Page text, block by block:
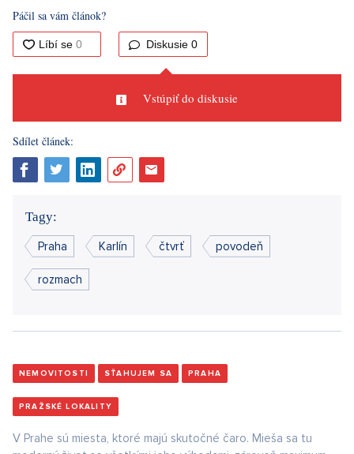
Páčil sa vám článok?
Diskusie 0
Vstúpiť do diskusie
Sdílet článek:
Tagy:
Praha Karlín čtvrť povodeň
rozmach
NEMOVITOSTI SŤAHUJEM SA PRAHA
PRAŽSKÉ LOKALITY
V Prahe sú miesta, ktoré majú skutočné čaro. Mieša sa tu